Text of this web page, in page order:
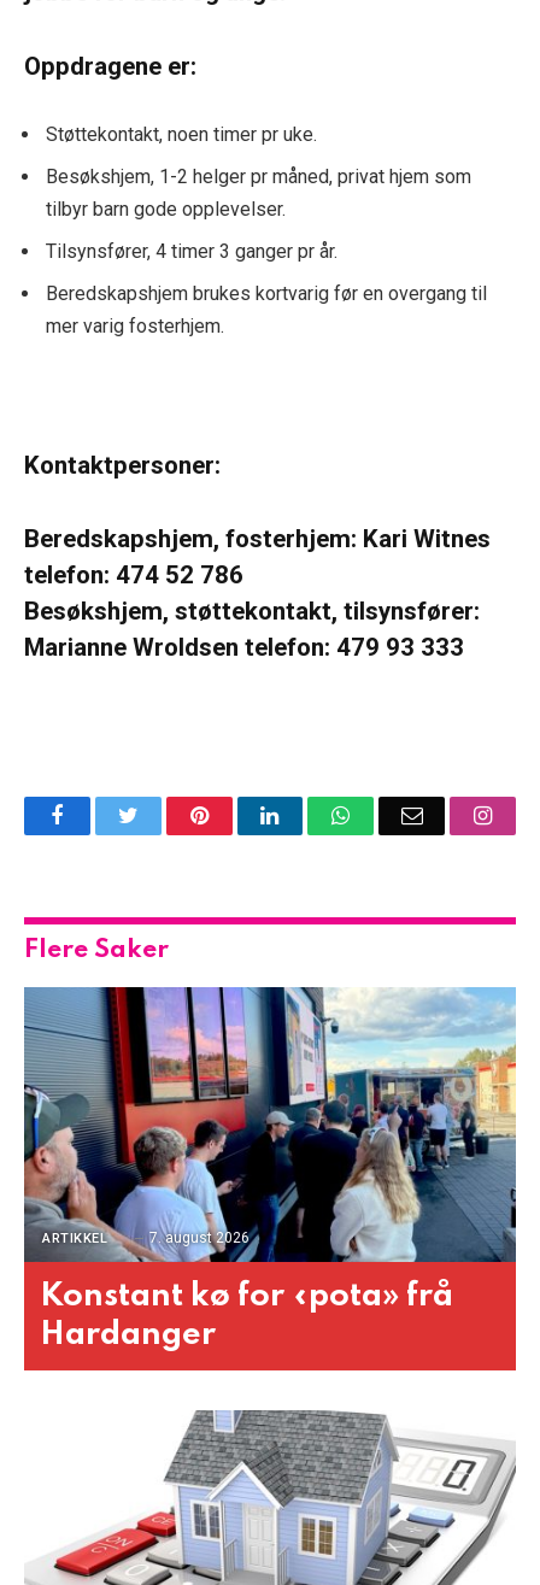
Oppdragene er:
Støttekontakt, noen timer pr uke.
Besøkshjem, 1-2 helger pr måned, privat hjem som
tilbyr barn gode opplevelser.
Tilsynsfører, 4 timer 3 ganger pr år.
Beredskapshjem brukes kortvarig før en overgang til
mer varig fosterhjem.
Kontaktpersoner:
Beredskapshjem, fosterhjem: Kari Witnes
telefon: 474 52 786
Besøkshjem, støttekontakt, tilsynsfører:
Marianne Wroldsen telefon: 479 93 333
FacebookTwitter PinterestLinkedInWhatsAppEmail
Flere Saker
ARTIKKEL 7. august 2026
Konstant kø for «pota» frå
Hardanger